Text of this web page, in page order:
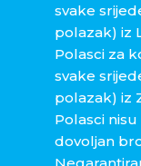
svake
polazak) iz
Polasci za
svake
polazak) iz
Polasci
dovoljan